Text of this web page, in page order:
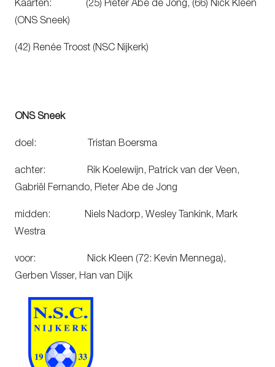
Kaarten: (25) Pieter Abe de Jong, (66) Nick Kleen
(ONS Sneek)
(42) Renée Troost (NSC Nijkerk)
ONS Sneek
doel: Tristan Boersma
achter: Rik Koelewijn, Patrick van der Veen,
Gabriël Fernando, Pieter Abe de Jong
midden: Niels Nadorp, Wesley Tankink, Mark
Westra
voor: Nick Kleen (72: Kevin Mennega),
Gerben Visser, Han van Dijk